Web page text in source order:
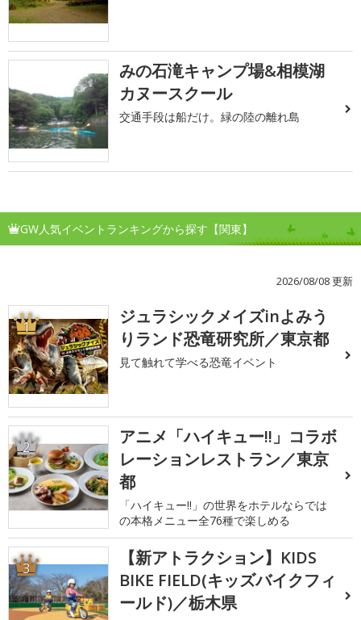
みの石滝キャンプ場&相模湖
カヌースクール
交通手段は船だけ。緑の陸の離れ島
GW人気イベントランキングから探す【関東】
2026/08/08 更新
1
ジュラシックメイズinよみう
りランド恐竜研究所／東京都
見て触れて学べる恐竜イベント
2
アニメ「ハイキュー!!」コラボ
レーションレストラン／東京
都
「ハイキュー!!」の世界をホテルならでは
の本格メニュー全76種で楽しめる
3
【新アトラクション】KIDS
BIKE FIELD(キッズバイクフィ
ールド)／栃木県